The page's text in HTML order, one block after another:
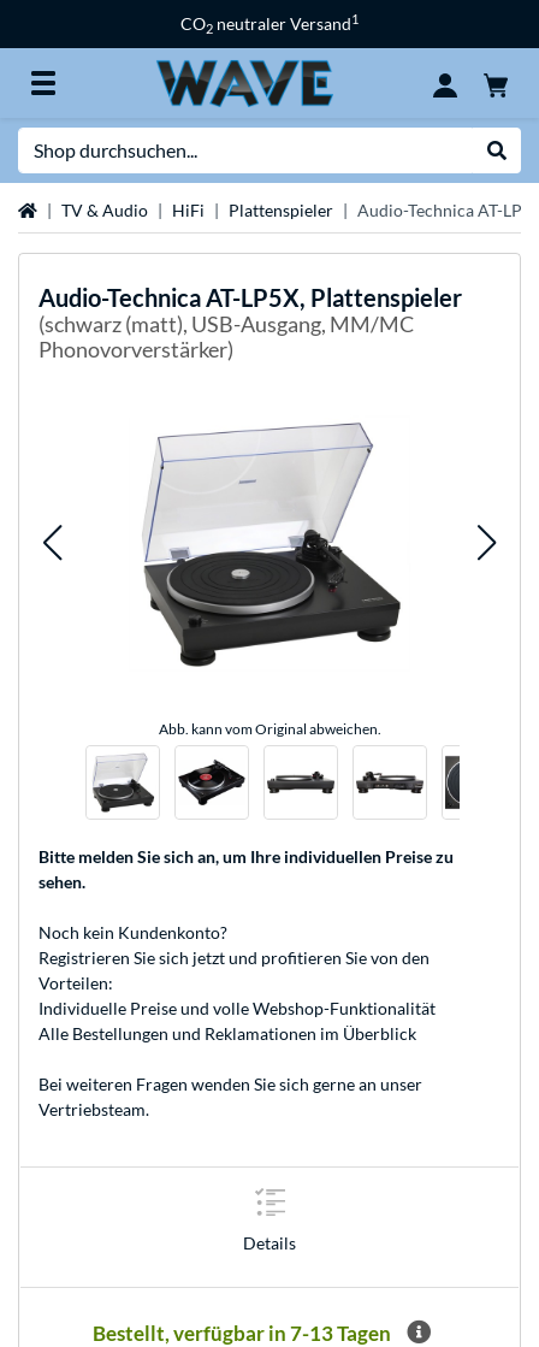
CO2 neutraler Versand1
StartseiteTV & Audio HiFi Plattenspieler Audio-Technica AT-
Audio-TechnicaAT-LP5X, Plattenspieler
(schwarz (matt), USB-Ausgang, MM/MC
Phonovorverstärker)
Abb. kann vom Original abweichen.
Bitte melden Sie sich an, um Ihre individuellen Preise zu
sehen.
Noch kein Kundenkonto?
Registrieren Sie sich jetzt und profitieren Sie von den
Vorteilen:
Individuelle Preise und volle Webshop-Funktionalität
Alle Bestellungen und Reklamationen im Überblick
Bei weiteren Fragen wenden Sie sich gerne an unser
Vertriebsteam.
Details
Bestellt, verfügbar in 7-13 Tagen